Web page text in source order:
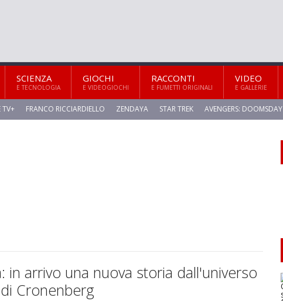
SCIENZA
E TECNOLOGIA
GIOCHI
E VIDEOGIOCHI
RACCONTI
E FUMETTI ORIGINALI
VIDEO
E GALLERIE
TV+ FRANCO RICCIARDIELLO ZENDAYA STAR TREK AVENGERS: DOOMSDAY
in arrivo una nuova storia dall'universo
Cronenberg